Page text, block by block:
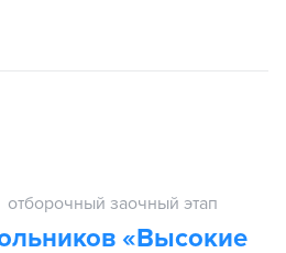
отборочный заочный этап
«Высокие